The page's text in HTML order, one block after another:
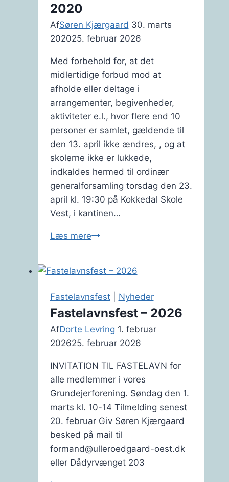
2020
AfSøren Kjærgaard 30. marts
202025. februar 2026
Med forbehold for, at det
midlertidige forbud mod at
afholde eller deltage i
arrangementer, begivenheder,
aktiviteter e.l., hvor flere end 10
personer er samlet, gældende til
den 13. april ikke ændres, , og at
skolerne ikke er lukkede,
indkaldes hermed til ordinær
generalforsamling torsdag den 23.
april kl. 19:30 på Kokkedal Skole
Vest, i kantinen…
Læs mereIndkaldelse
ordinær
generalforsamling
2020
Fastelavnsfest| Nyheder
Fastelavnsfest – 2026
AfDorte Levring 1. februar
202625. februar 2026
INVITATION TIL FASTELAVN for
alle medlemmer i vores
Grundejerforening. Søndag den 1.
marts kl. 10-14 Tilmelding senest
20. februar Giv Søren Kjærgaard
besked på mail til
formand@ulleroedgaard-oest.dk
eller Dådyrvænget 203